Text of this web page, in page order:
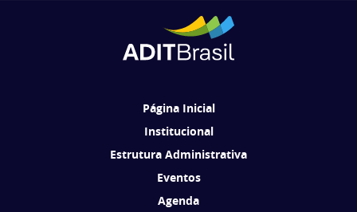
Página Inicial
Institucional
Estrutura Administrativa
Eventos
Agenda